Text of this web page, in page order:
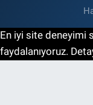
En iyi site deneyimi
faydalanıyoruz.